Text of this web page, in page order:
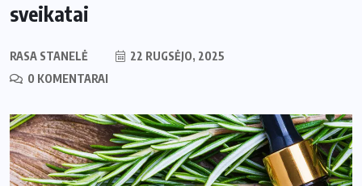
sveikatai
RASA STANELĖ
22 RUGSĖJO, 2025
0 KOMENTARAI